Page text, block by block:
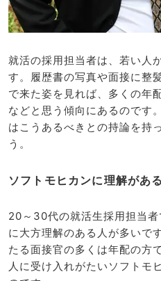
就活の採用担当者は、若い人
す。履歴書の写真や面接に整
で来た姿を見れば、多くの年
などと思う傾向にあるのです
はこうあるべきとの持論を持
う。
ソフトモヒカンに理解があ
20～30代の就活生採用担当
に大方理解のある人が多いで
たる面接官の多くは年配の方
人に受け入れがたいソフトモ